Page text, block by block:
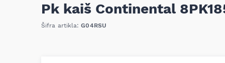
Pk kaiš Continental
Šifra artikla:G04RSU